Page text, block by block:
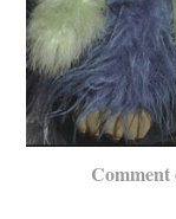
Comment